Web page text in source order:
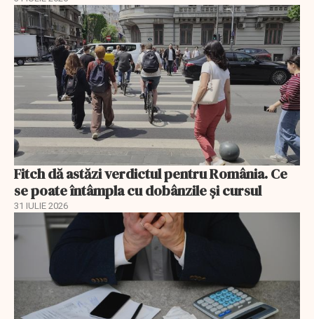
Fitch dă astăzi verdictul pentru România. Ce
se poate întâmpla cu dobânzile și cursul
31 IULIE 2026